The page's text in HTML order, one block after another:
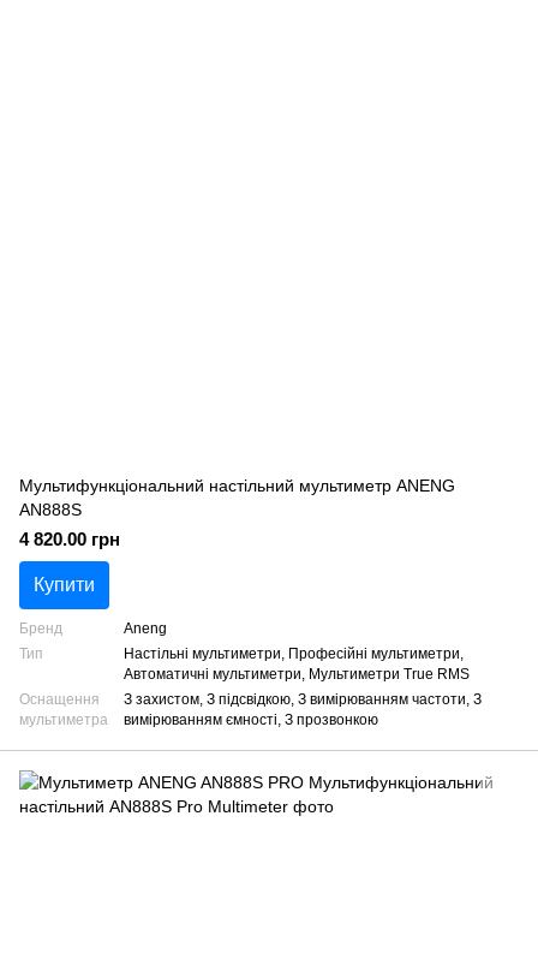
Мультифункціональний настільний мультиметр ANENG
AN888S
4 820.00 грн
Купити
Бренд
Aneng
Тип
Настільні мультиметри, Професійні мультиметри,
Автоматичні мультиметри, Мультиметри True RMS
Оснащення
мультиметра
З захистом, З підсвідкою, З вимірюванням частоти, З
вимірюванням ємності, З прозвонкою